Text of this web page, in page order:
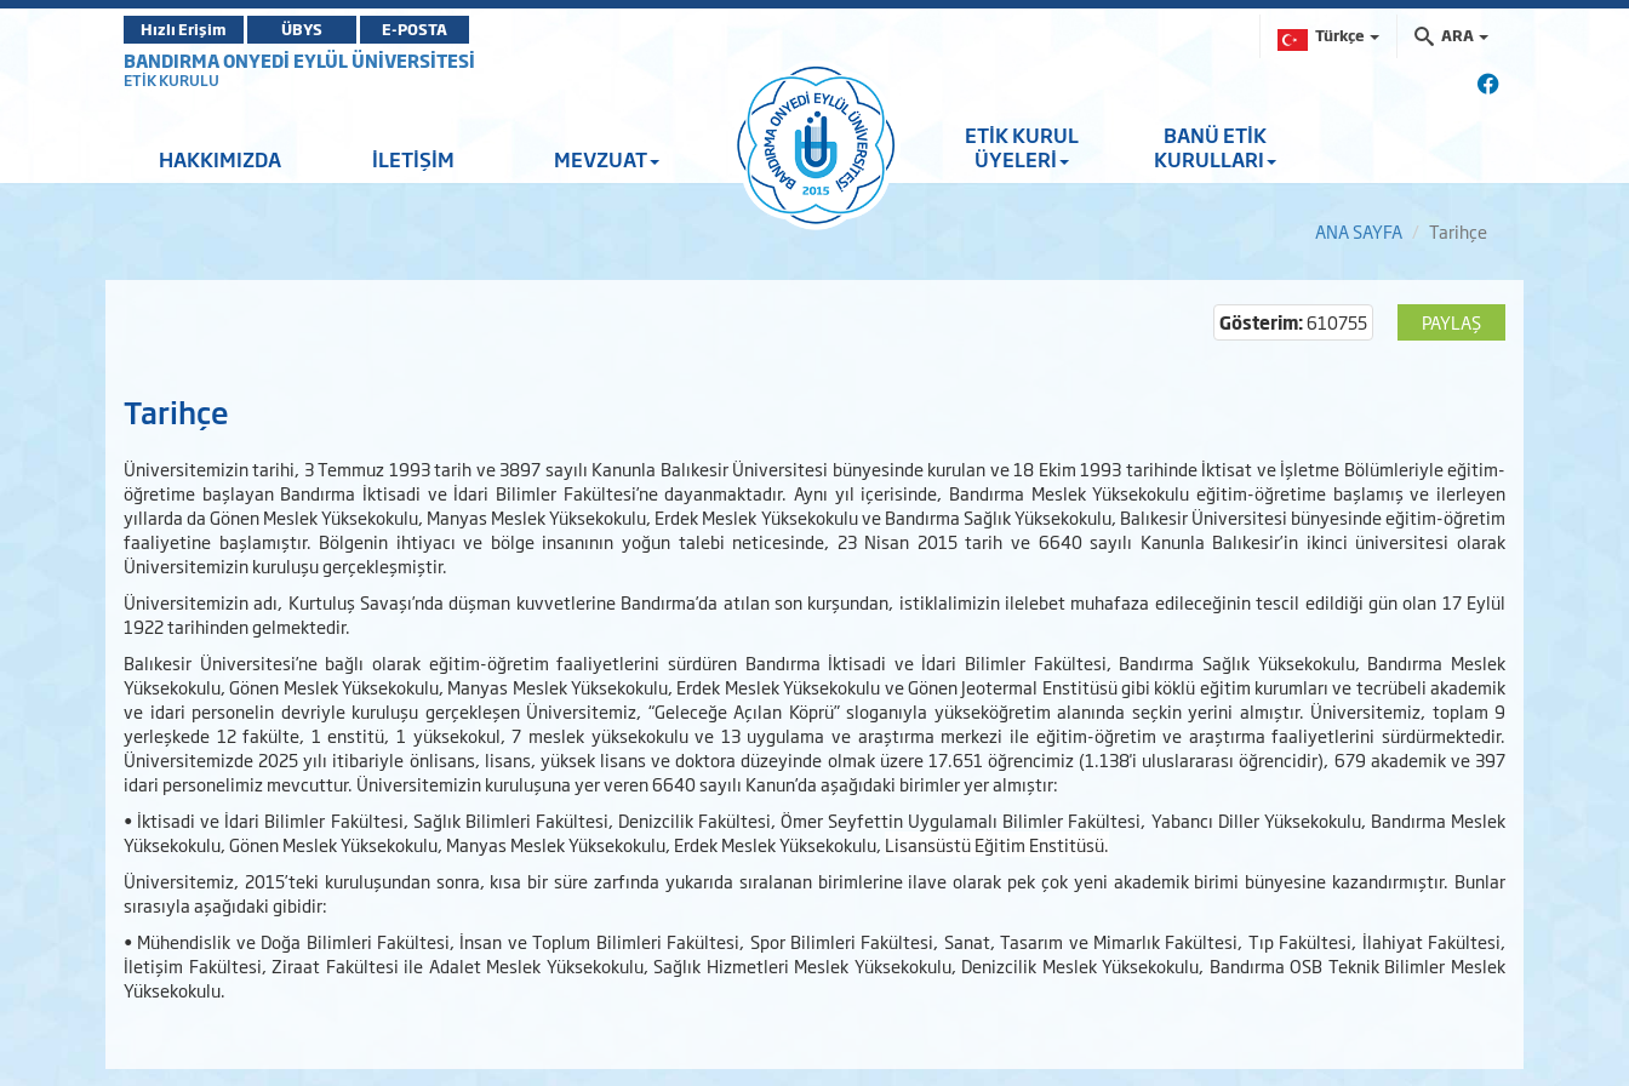
Hızlı Erişim ÜBYS E-POSTA Türkçe ARA
BANDIRMA ONYEDİ EYLÜL ÜNİVERSİTESİ
ETİK KURULU
HAKKIMIZDA İLETİŞİM MEVZUAT
ETİK KURUL
ÜYELERİ
BANÜ ETİK
KURULLARI
ANA SAYFA Tarihçe
PAYLAŞ
Gösterim:610755
Tarihçe
Üniversitemizin tarihi, 3 Temmuz 1993 tarih ve 3897 sayılı Kanunla Balıkesir Üniversitesi bünyesinde kurulan ve 18 Ekim 1993 tarihinde İktisat ve İşletme Bölümleriyle eğitim-
öğretime başlayan Bandırma İktisadi ve İdari Bilimler Fakültesi’ne dayanmaktadır. Aynı yıl içerisinde, Bandırma Meslek Yüksekokulu eğitim-öğretime başlamış ve ilerleyen
yıllarda da Gönen Meslek Yüksekokulu, Manyas Meslek Yüksekokulu, Erdek Meslek Yüksekokulu ve Bandırma Sağlık Yüksekokulu, Balıkesir Üniversitesi bünyesinde eğitim-öğretim
faaliyetine başlamıştır. Bölgenin ihtiyacı ve bölge insanının yoğun talebi neticesinde, 23 Nisan 2015 tarih ve 6640 sayılı Kanunla Balıkesir’in ikinci üniversitesi olarak
Üniversitemizin kuruluşu gerçekleşmiştir.
Üniversitemizin adı, Kurtuluş Savaşı’nda düşman kuvvetlerine Bandırma’da atılan son kurşundan, istiklalimizin ilelebet muhafaza edileceğinin tescil edildiği gün olan 17 Eylül
1922 tarihinden gelmektedir.
Balıkesir Üniversitesi’ne bağlı olarak eğitim-öğretim faaliyetlerini sürdüren Bandırma İktisadi ve İdari Bilimler Fakültesi, Bandırma Sağlık Yüksekokulu, Bandırma Meslek
Yüksekokulu, Gönen Meslek Yüksekokulu, Manyas Meslek Yüksekokulu, Erdek Meslek Yüksekokulu ve Gönen Jeotermal Enstitüsü gibi köklü eğitim kurumları ve tecrübeli akademik
ve idari personelin devriyle kuruluşu gerçekleşen Üniversitemiz, “Geleceğe Açılan Köprü” sloganıyla yükseköğretim alanında seçkin yerini almıştır. Üniversitemiz, toplam 9
yerleşkede 12 fakülte, 1 enstitü, 1 yüksekokul, 7 meslek yüksekokulu ve 13 uygulama ve araştırma merkezi ile eğitim-öğretim ve araştırma faaliyetlerini sürdürmektedir.
Üniversitemizde 2025 yılı itibariyle önlisans, lisans, yüksek lisans ve doktora düzeyinde olmak üzere 17.651 öğrencimiz (1.138'i uluslararası öğrencidir), 679 akademik ve 397
idari personelimiz mevcuttur. Üniversitemizin kuruluşuna yer veren 6640 sayılı Kanun’da aşağıdaki birimler yer almıştır:
• İktisadi ve İdari Bilimler Fakültesi, Sağlık Bilimleri Fakültesi, Denizcilik Fakültesi, Ömer Seyfettin Uygulamalı Bilimler Fakültesi, Yabancı Diller Yüksekokulu, Bandırma Meslek
Yüksekokulu, Gönen Meslek Yüksekokulu, Manyas Meslek Yüksekokulu, Erdek Meslek Yüksekokulu, Lisansüstü Eğitim Enstitüsü.
Üniversitemiz, 2015’teki kuruluşundan sonra, kısa bir süre zarfında yukarıda sıralanan birimlerine ilave olarak pek çok yeni akademik birimi bünyesine kazandırmıştır. Bunlar
sırasıyla aşağıdaki gibidir:
• Mühendislik ve Doğa Bilimleri Fakültesi, İnsan ve Toplum Bilimleri Fakültesi, Spor Bilimleri Fakültesi, Sanat, Tasarım ve Mimarlık Fakültesi, Tıp Fakültesi, İlahiyat Fakültesi,
İletişim Fakültesi, Ziraat Fakültesi ile Adalet Meslek Yüksekokulu, Sağlık Hizmetleri Meslek Yüksekokulu, Denizcilik Meslek Yüksekokulu, Bandırma OSB Teknik Bilimler Meslek
Yüksekokulu.